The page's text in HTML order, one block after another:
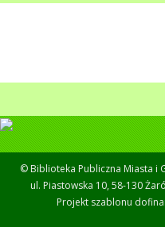
© Biblioteka Publiczna Miasta i
ul. Piastowska 10, 58-130
Projekt szablonu